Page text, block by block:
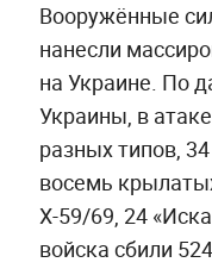
Вооружённые
нанесли
на Украине. По
Украины, в
разных типов,
восемь
Х-59/69, 24
войска сбили